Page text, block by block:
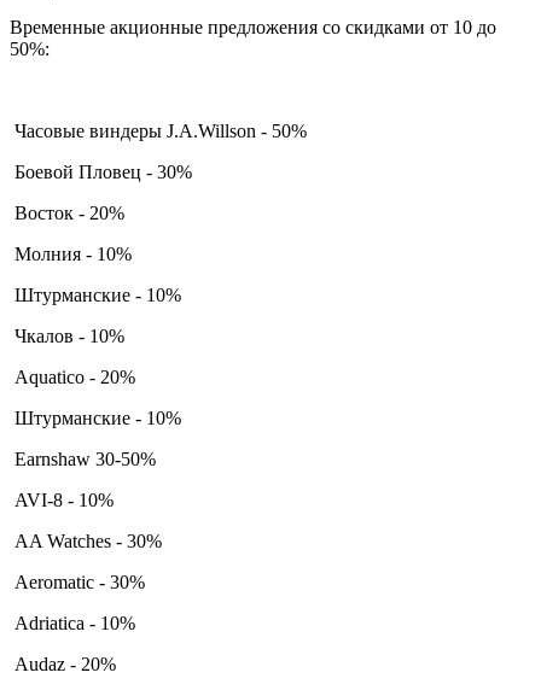
Временные акционные предложения со скидками от 10 до
50%:
Часовые виндеры J.A.Willson - 50%
Боевой Пловец - 30%
Восток - 20%
Молния - 10%
Штурманские - 10%
Чкалов - 10%
Aquatico - 20%
Штурманские - 10%
Earnshaw 30-50%
AVI-8 - 10%
AA Watches - 30%
Aeromatic - 30%
Adriatica - 10%
Audaz - 20%